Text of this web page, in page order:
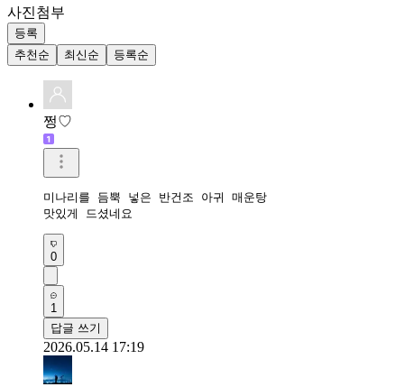
사진첨부
등록
추천순
최신순 등록순
쩡♡
미나리를 듬뿍 넣은 반건조 아귀 매운탕
맛있게 드셨네요
0
1
답글 쓰기
2026.05.14 17:19